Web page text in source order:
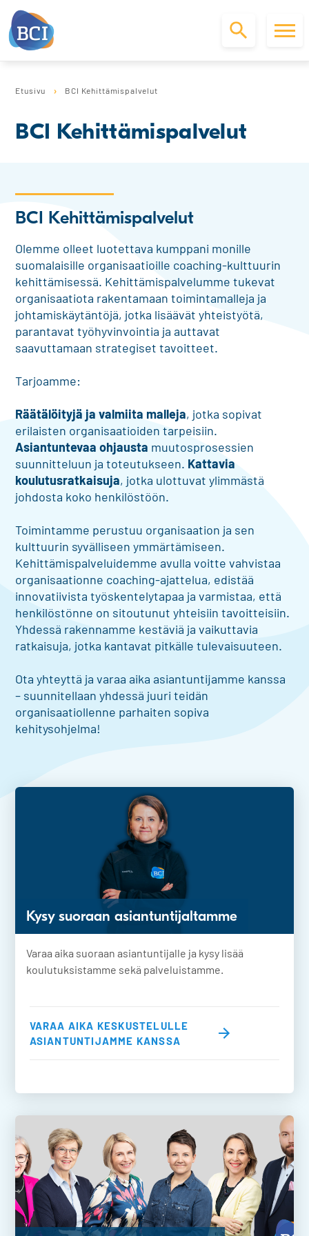
Etusivu BCI Kehittämispalvelut
BCI Kehittämispalvelut
BCI Kehittämispalvelut
Olemme olleet luotettava kumppani monille
suomalaisille organisaatioille coaching-kulttuurin
kehittämisessä. Kehittämispalvelumme tukevat
organisaatiota rakentamaan toimintamalleja ja
johtamiskäytäntöjä, jotka lisäävät yhteistyötä,
parantavat työhyvinvointia ja auttavat
saavuttamaan strategiset tavoitteet.
Tarjoamme:
Räätälöityjä ja valmiita malleja, jotka sopivat
erilaisten organisaatioiden tarpeisiin.
Asiantuntevaa ohjausta muutosprosessien
suunnitteluun ja toteutukseen. Kattavia
koulutusratkaisuja, jotka ulottuvat ylimmästä
johdosta koko henkilöstöön.
Toimintamme perustuu organisaation ja sen
kulttuurin syvälliseen ymmärtämiseen.
Kehittämispalveluidemme avulla voitte vahvistaa
organisaationne coaching-ajattelua, edistää
innovatiivista työskentelytapaa ja varmistaa, että
henkilöstönne on sitoutunut yhteisiin tavoitteisiin.
Yhdessä rakennamme kestäviä ja vaikuttavia
ratkaisuja, jotka kantavat pitkälle tulevaisuuteen.
Ota yhteyttä ja varaa aika asiantuntijamme kanssa
– suunnitellaan yhdessä juuri teidän
organisaatiollenne parhaiten sopiva
kehitysohjelma!
Kysy suoraan asiantuntijaltamme
Varaa aika suoraan asiantuntijalle ja kysy lisää
koulutuksistamme sekä palveluistamme.
VARAA AIKA KESKUSTELULLE
ASIANTUNTIJAMME KANSSA